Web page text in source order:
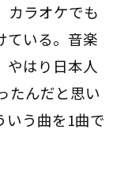
カラオケでも
ている。音楽
やはり日本人
たんだと思い
いう曲を1曲で